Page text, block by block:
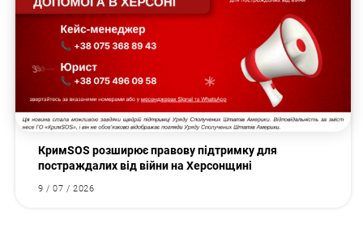
КримSOS розширює правову підтримку для
постраждалих від війни на Херсонщині
9 / 07 / 2026